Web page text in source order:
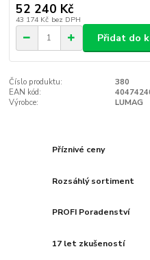
52 240 Kč
43 174 Kč bez DPH
Přidat do
Číslo produktu:
380
EAN kód:
Výrobce:
LUMAG
Příznivé ceny
Rozsáhlý sortiment
PROFI Poradenství
17 let zkušeností